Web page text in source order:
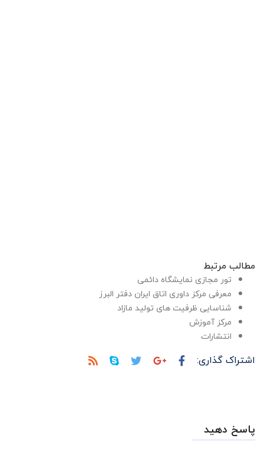
مطالب مرتبط
تور مجازی نمایشگاه دائمی
معرفی مرکز داوری اتاق ایران دفتر البرز
شناسایی ظرفیت های تولید مازاد
مرکز آموزش
انتشارات
اشتراک گذاری:
پاسخ دهید